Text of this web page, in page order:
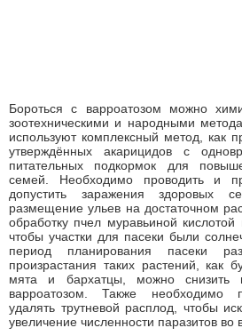
Бороться с варроатозом можно
зоотехническими и народными
используют комплексный метод, как
утверждённых акарицидов с
питательных подкормок для
семей. Необходимо проводить и
допустить заражения здоровых
размещение ульев на достаточном
обработку пчел муравьиной
чтобы участки для пасеки были
период планирования пасеки
произрастания таких растений, как
мята и бархатцы, можно снизить
варроатозом. Также необходимо
удалять трутневой расплод, чтобы
увеличение численности паразитов во